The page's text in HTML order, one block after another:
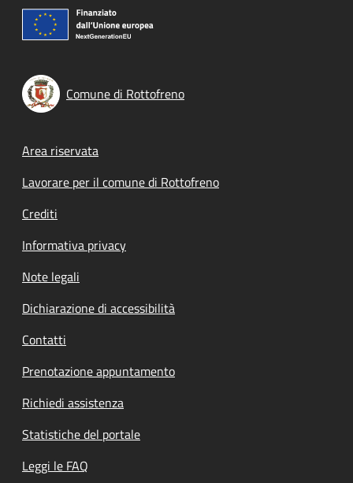
Comune di Rottofreno
Footer menu
Area riservata
Lavorare per il comune di Rottofreno
Crediti
Informativa privacy
Note legali
Dichiarazione di accessibilità
Contatti
Prenotazione appuntamento
Richiedi assistenza
Statistiche del portale
Leggi le FAQ